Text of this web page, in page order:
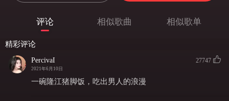
就这样于夏天夜晚
随心所欲
But I won't be done when morning comes
Doin' it all night all summer
评论 相似歌曲 相似歌单
精彩评论
PercivaI
2021年6月10日
27747
一碗隆江猪脚饭，吃出男人的浪漫